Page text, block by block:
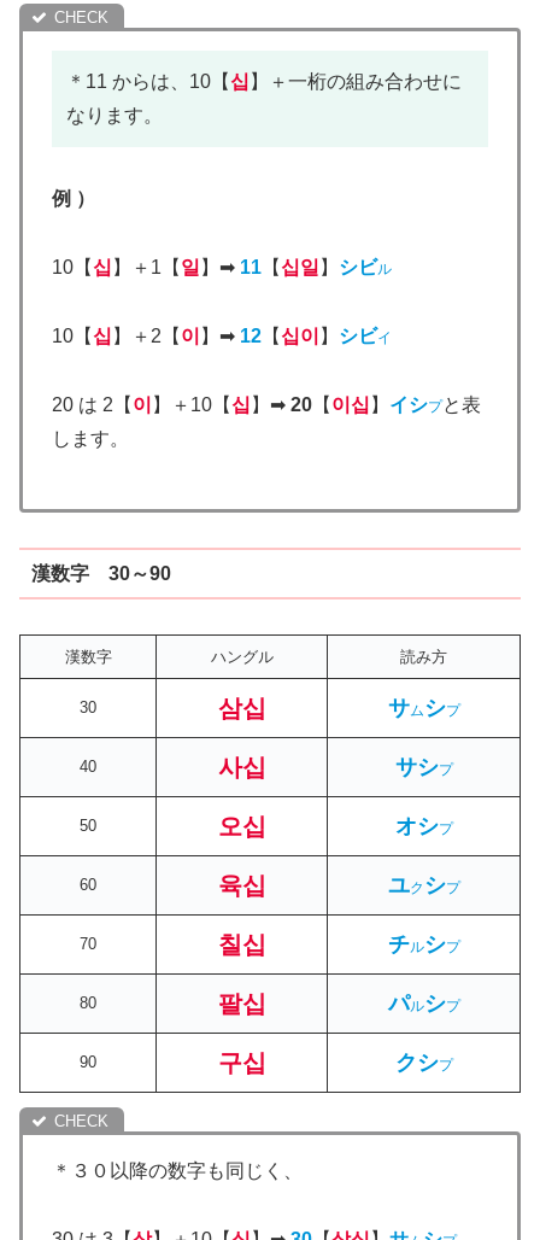
＊11 からは、10【십 】＋一桁の組み合わせに
なります。
例 ）
10【십 】＋1【 일 】➡ 11 【십일 】 シビル
10【십 】＋2【 이 】➡ 12 【십이 】 シビイ
20 は 2【 이 】＋10【십 】➡ 20 【 이십 】 イシプと表
します。
漢数字 30～90
漢数字 ハングル 読み方
30 삼십 サムシプ
40 사십 サシプ
50 오십 オシプ
60 육십 ユク シプ
70 칠십 チルシプ
80 팔십 パルシプ
90 구십 クシプ
＊３０以降の数字も同じく、